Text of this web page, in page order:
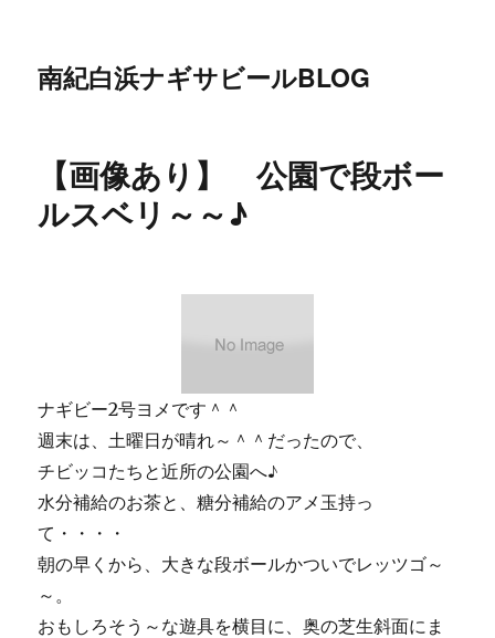
南紀白浜ナギサビールBLOG
【画像あり】 公園で段ボー
ルスベリ～～♪
ナギビー2号ヨメです＾＾
週末は、土曜日が晴れ～＾＾だったので、
チビッコたちと近所の公園へ♪
水分補給のお茶と、糖分補給のアメ玉持っ
て・・・・
朝の早くから、大きな段ボールかついでレッツゴ～
～。
おもしろそう～な遊具を横目に、奥の芝生斜面にま